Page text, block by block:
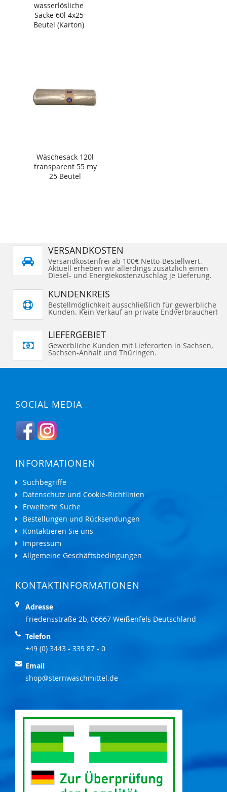
wasserlösliche
Säcke 60l 4x25
Beutel (Karton)
Wäschesack 120l
transparent 55 my
25 Beutel
VERSANDKOSTEN
Versandkostenfrei ab 100€ Netto-Bestellwert.
Aktuell erheben wir allerdings zusätzlich einen
Diesel- und Energiekostenzuschlag je Lieferung.
KUNDENKREIS
Bestellmöglichkeit ausschließlich für gewerbliche
Kunden. Kein Verkauf an private Endverbraucher!
LIEFERGEBIET
Gewerbliche Kunden mit Lieferorten in Sachsen,
Sachsen-Anhalt und Thüringen.
SOCIAL MEDIA
INFORMATIONEN
Suchbegriffe
Datenschutz und Cookie-Richtlinien
Erweiterte Suche
Bestellungen und Rücksendungen
Kontaktieren Sie uns
Impressum
Allgemeine Geschäftsbedingungen
KONTAKTINFORMATIONEN
Adresse
Friedensstraße 2b, 06667 Weißenfels Deutschland
Telefon
+49 (0) 3443 - 339 87 - 0
Email
shop@sternwaschmittel.de